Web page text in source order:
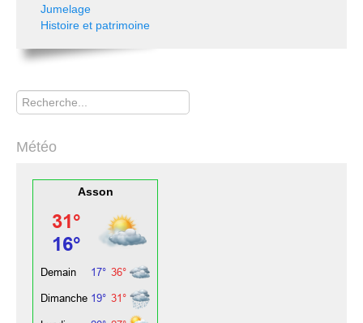
Jumelage
Histoire et patrimoine
Rechercher
Météo
Asson